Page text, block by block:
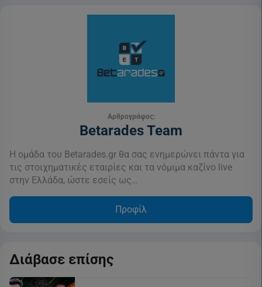
Αρθρογράφος:
Betarades Team
Η ομάδα του Betarades.gr θα σας ενημερώνει πάντα για
τις στοιχηματικές εταιρίες και τα νόμιμα καζίνο live
στην Ελλάδα, ώστε εσείς ως…
Προφίλ
Διάβασε επίσης